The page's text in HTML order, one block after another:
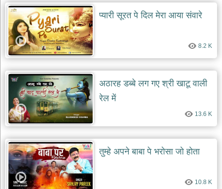
प्यारी सूरत पे दिल मेरा आया संवारे
8.2 K
अठारह डब्बे लग गए श्री खाटू वाली
रेल में
13.6 K
तुम्हे अपने बाबा पे भरोसा जो होता
10.8 K